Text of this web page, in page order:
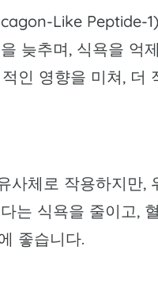
Like Peptide-
늦추며, 식욕을 억
인 영향을 미쳐, 더
사체로 작용하지만
는 식욕을 줄이고,
좋습니다.